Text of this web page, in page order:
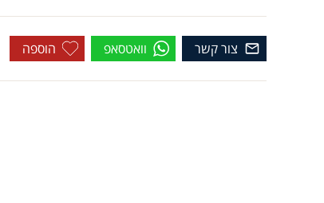
צור קשר וואטסאפ הוספה